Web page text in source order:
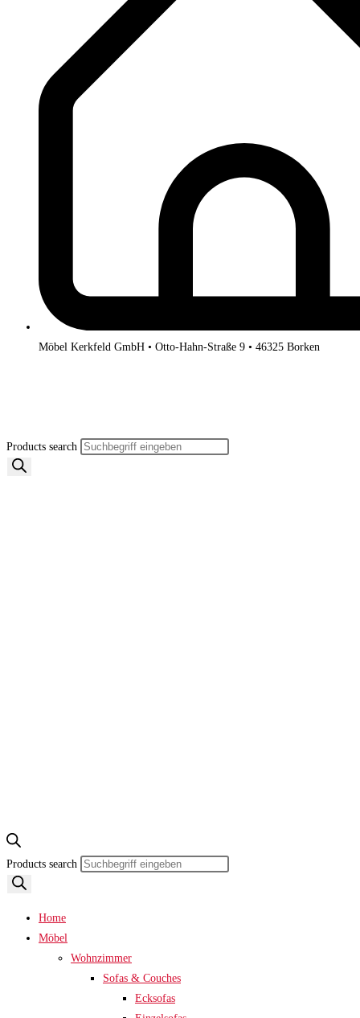
Möbel Kerkfeld GmbH • Otto-Hahn-Straße 9 • 46325 Borken
Products search
Products search
Home
Möbel
Wohnzimmer
Sofas & Couches
Ecksofas